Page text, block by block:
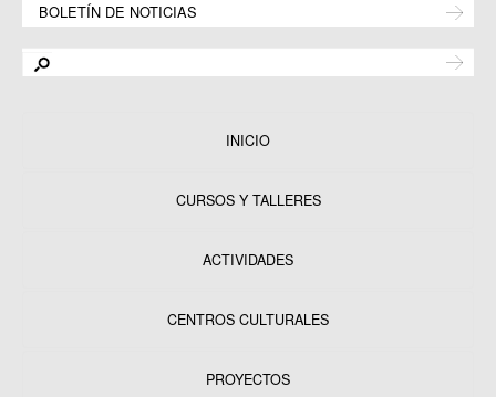
BOLETÍN DE NOTICIAS
INICIO
CURSOS Y TALLERES
ACTIVIDADES
CENTROS CULTURALES
PROYECTOS